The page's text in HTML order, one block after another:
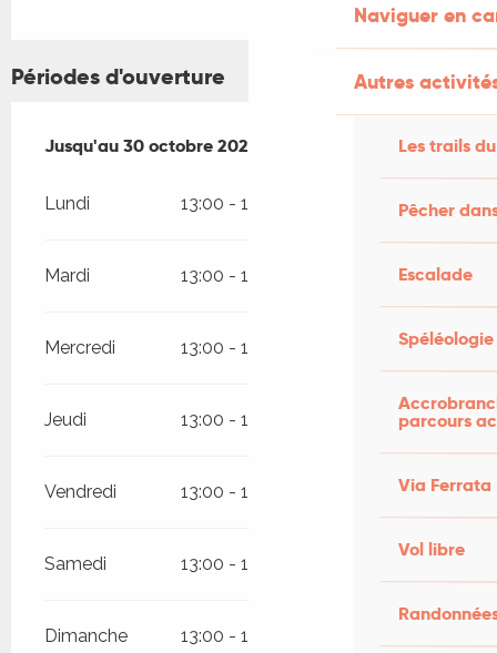
Naviguer en
Autres
Les trails
Pêcher
Escalade
Spéléologie
parcours
Via Ferrata
Vol libre
Périodes d'ouverture
Du15 avril 2026au30 octobre 2026
Jusqu'au30 octobre 2026
Lundi 13:00 - 19:00
Mardi 13:00 - 19:00
Mercredi 13:00 - 19:00
Jeudi 13:00 - 19:00
Vendredi 13:00 - 19:00
Samedi 13:00 - 19:00
Dimanche 13:00 - 19:00